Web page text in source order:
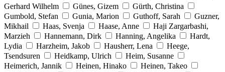
Gerhard Wilhelm
Günes, Gizem
Gürth, Christina
Gumbold, Stefan
Gunia, Marion Guthoff, Sarah
Guzner,
Mikhail
Haas, Svenja Haase, Anne
Haji Zargarbashi,
Marzieh
Hannemann, Dirk Hanning, Angelika
Hardt,
Lydia
Harzheim, Jakob Hausherr, Lena
Heege,
Tsendsuren
Heidkamp, Ulrich
Heim, Susanne
Heimerich, Jannik
Heinen, Hinako
Heinen, Takeo